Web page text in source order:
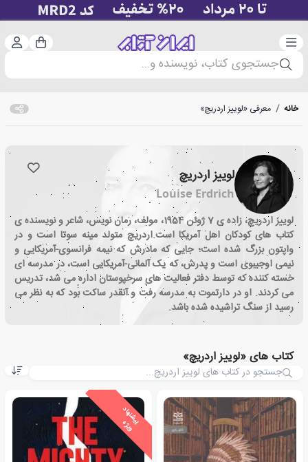
دسته‌بندی سبد
جستجوی کتاب، نویسنده و...
خانه / معرفی «لوییز اردریچ»
لوییز اردریچ
Louise Erdrich
لوییز اردریچ، زاده ی 7 ژوئن 1954، مولف، رمان نویس، شاعر و نویسنده ی
کتاب های کودکان اهل آمریکا است.اردریچ متولد مینه سوتا است و در
واپتون بزرگ شده است؛ جایی که مادرش که نیمه فرانسوی-آمریکایی و
نیمی اوجیبوی است و پدرش، که یک آلمانی-آمریکایی است، در مدرسه ای
خسته کننده که توسط دفتر فعالیت های سرخپوستان اداره می شد، تدریس
می کردند. او در دارتموت به مدرسه رفت و آنقدر ساکت بود که به نظر می
رسید از سنگ تراشیده شده باشد.
کتاب های «لوییز اردریچ»
پ
ی
ش
ن
ه
ا
د
و
ی
ژ
ه